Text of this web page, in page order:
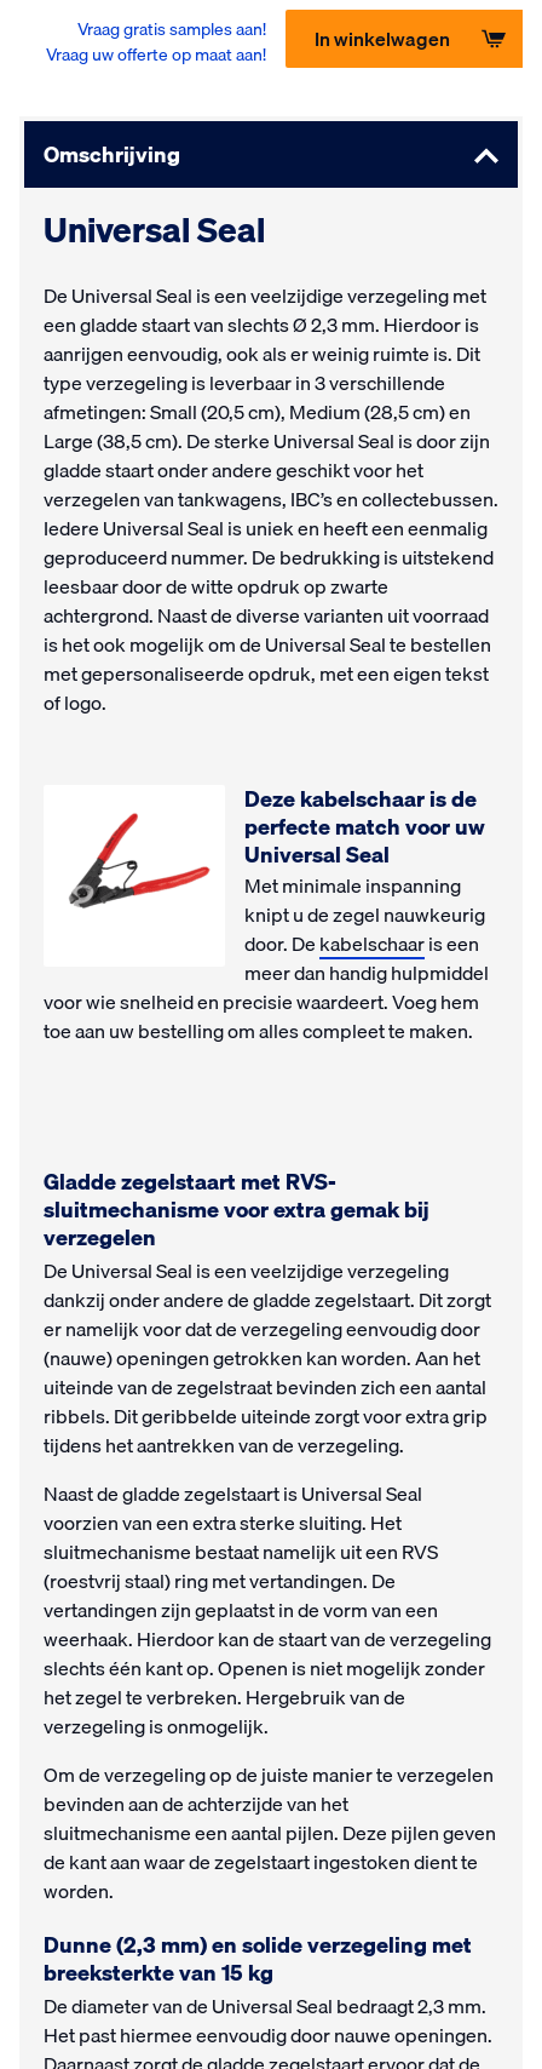
In winkelwagen
Vraag gratis samples aan!
Vraag uw offerte op maat aan!
Omschrijving
Universal Seal
De Universal Seal is een veelzijdige verzegeling met
een gladde staart van slechts Ø 2,3 mm. Hierdoor is
aanrijgen eenvoudig, ook als er weinig ruimte is. Dit
type verzegeling is leverbaar in 3 verschillende
afmetingen: Small (20,5 cm), Medium (28,5 cm) en
Large (38,5 cm). De sterke Universal Seal is door zijn
gladde staart onder andere geschikt voor het
verzegelen van tankwagens, IBC’s en collectebussen.
Iedere Universal Seal is uniek en heeft een eenmalig
geproduceerd nummer. De bedrukking is uitstekend
leesbaar door de witte opdruk op zwarte
achtergrond. Naast de diverse varianten uit voorraad
is het ook mogelijk om de Universal Seal te bestellen
met gepersonaliseerde opdruk, met een eigen tekst
of logo.
Deze kabelschaar is de
perfecte match voor uw
Universal Seal
Met minimale inspanning
knipt u de zegel nauwkeurig
door. Dekabelschaaris een
meer dan handig hulpmiddel
voor wie snelheid en precisie waardeert. Voeg hem
toe aan uw bestelling om alles compleet te maken.
Gladde zegelstaart met RVS-
sluitmechanisme voor extra gemak bij
verzegelen
De Universal Seal is een veelzijdige verzegeling
dankzij onder andere de gladde zegelstaart. Dit zorgt
er namelijk voor dat de verzegeling eenvoudig door
(nauwe) openingen getrokken kan worden. Aan het
uiteinde van de zegelstraat bevinden zich een aantal
ribbels. Dit geribbelde uiteinde zorgt voor extra grip
tijdens het aantrekken van de verzegeling.
Naast de gladde zegelstaart is Universal Seal
voorzien van een extra sterke sluiting. Het
sluitmechanisme bestaat namelijk uit een RVS
(roestvrij staal) ring met vertandingen. De
vertandingen zijn geplaatst in de vorm van een
weerhaak. Hierdoor kan de staart van de verzegeling
slechts één kant op. Openen is niet mogelijk zonder
het zegel te verbreken. Hergebruik van de
verzegeling is onmogelijk.
Om de verzegeling op de juiste manier te verzegelen
bevinden aan de achterzijde van het
sluitmechanisme een aantal pijlen. Deze pijlen geven
de kant aan waar de zegelstaart ingestoken dient te
worden.
Dunne (2,3 mm) en solide verzegeling met
breeksterkte van 15 kg
De diameter van de Universal Seal bedraagt 2,3 mm.
Het past hiermee eenvoudig door nauwe openingen.